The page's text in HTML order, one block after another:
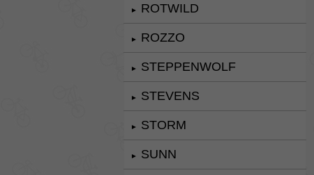
► ROTWILD
► ROZZO
► STEPPENWOLF
► STEVENS
► STORM
► SUNN